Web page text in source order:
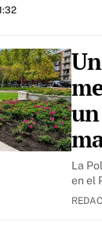
La
en el